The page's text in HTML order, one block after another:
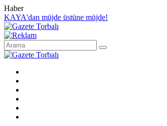
Haber
KAYA'dan müjde üstüne müjde!